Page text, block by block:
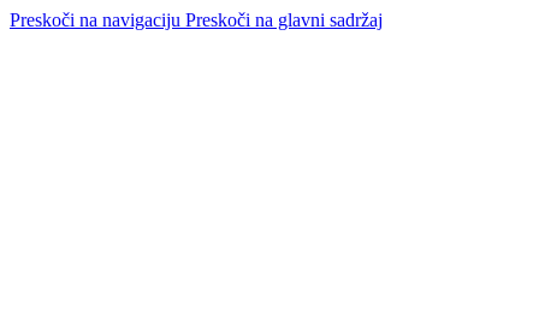
Preskoči na navigaciju Preskoči na glavni sadržaj